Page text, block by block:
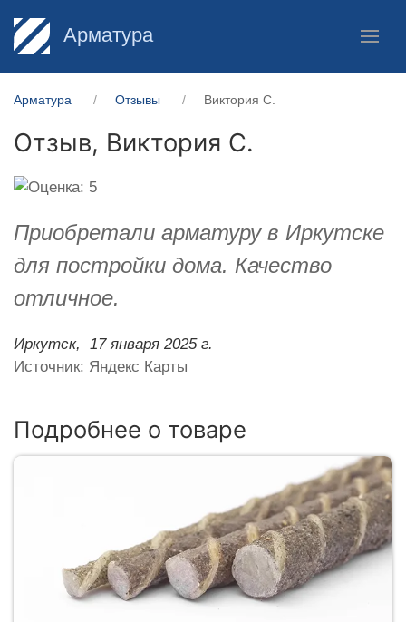
Арматура
Арматура Отзывы Виктория С.
Отзыв, Виктория С.
Приобретали арматуру в Иркутске
для постройки дома. Качество
отличное.
Иркутск,
17 января 2025 г.
Источник: Яндекс Карты
Подробнее о товаре